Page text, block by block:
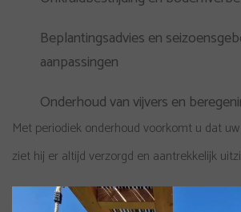
Beplantingsadvies en
aanpassingen
Onderhoud van vijvers en
Met periodiek onderhoud voorkomt u dat
ziet hij er altijd verzorgd en aantrekkelijk